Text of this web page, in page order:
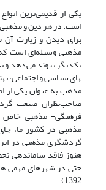
یکی از قدیمی‌ترین
است. در هر دین و
برای دیدن و زیارت
مذهبی وسیله‌ای است
های سیاسی و اجتماعی،
مذهب به عنوان یکی از
صاحب‌نظران صنعت
فرهنگی- مذهبی خاص
مذهبی در کشور ما،
هنوز فاقد ساماندهی
حتی در شهرهای مهمی
1392).